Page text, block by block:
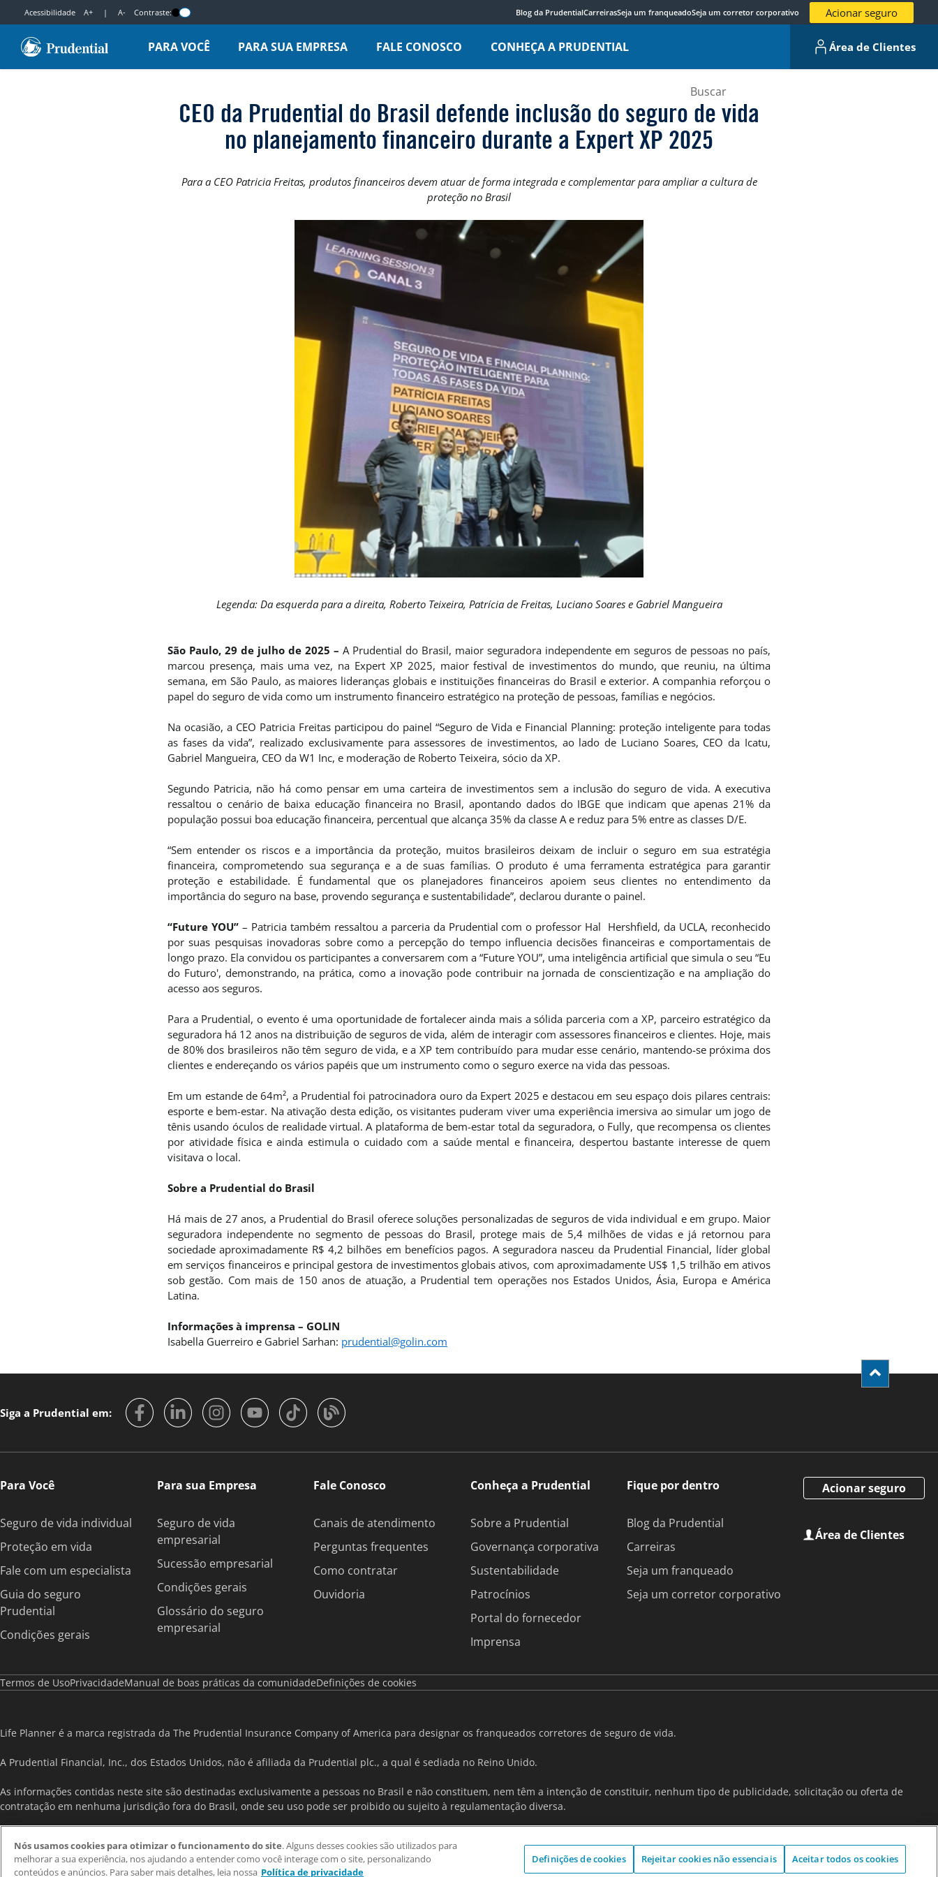
Acessibilidade A+ | A- Contraste: Blog da PrudentialCarreirasSeja um franqueadoSeja um corretor corporativo Acionar seguro
PARA VOCÊ PARA SUA EMPRESA FALE CONOSCO CONHEÇA A PRUDENTIAL Área de Clientes
CEO da Prudential do Brasil defende inclusão do seguro de vida
no planejamento financeiro durante a Expert XP 2025
Para a CEO Patricia Freitas, produtos financeiros devem atuar de forma integrada e complementar para ampliar a cultura de
proteção no Brasil
Legenda: Da esquerda para a direita, Roberto Teixeira, Patrícia de Freitas, Luciano Soares e Gabriel Mangueira
São Paulo, 29 de julho de 2025 – A Prudential do Brasil, maior seguradora independente em seguros de pessoas no país,
marcou presença, mais uma vez, na Expert XP 2025, maior festival de investimentos do mundo, que reuniu, na última
semana, em São Paulo, as maiores lideranças globais e instituições financeiras do Brasil e exterior. A companhia reforçou o
papel do seguro de vida como um instrumento financeiro estratégico na proteção de pessoas, famílias e negócios.
Na ocasião, a CEO Patricia Freitas participou do painel “Seguro de Vida e Financial Planning: proteção inteligente para todas
as fases da vida”, realizado exclusivamente para assessores de investimentos, ao lado de Luciano Soares, CEO da Icatu,
Gabriel Mangueira, CEO da W1 Inc, e moderação de Roberto Teixeira, sócio da XP.
Segundo Patricia, não há como pensar em uma carteira de investimentos sem a inclusão do seguro de vida. A executiva
ressaltou o cenário de baixa educação financeira no Brasil, apontando dados do IBGE que indicam que apenas 21% da
população possui boa educação financeira, percentual que alcança 35% da classe A e reduz para 5% entre as classes D/E.
“Sem entender os riscos e a importância da proteção, muitos brasileiros deixam de incluir o seguro em sua estratégia
financeira, comprometendo sua segurança e a de suas famílias. O produto é uma ferramenta estratégica para garantir
proteção e estabilidade. É fundamental que os planejadores financeiros apoiem seus clientes no entendimento da
importância do seguro na base, provendo segurança e sustentabilidade”, declarou durante o painel.
“Future YOU”– Patricia também ressaltou a parceria da Prudential com o professor Hal Hershfield, da UCLA, reconhecido
por suas pesquisas inovadoras sobre como a percepção do tempo influencia decisões financeiras e comportamentais de
longo prazo. Ela convidou os participantes a conversarem com a “Future YOU”, uma inteligência artificial que simula o seu “Eu
do Futuro', demonstrando, na prática, como a inovação pode contribuir na jornada de conscientização e na ampliação do
acesso aos seguros.
Para a Prudential, o evento é uma oportunidade de fortalecer ainda mais a sólida parceria com a XP, parceiro estratégico da
seguradora há 12 anos na distribuição de seguros de vida, além de interagir com assessores financeiros e clientes. Hoje, mais
de 80% dos brasileiros não têm seguro de vida, e a XP tem contribuído para mudar esse cenário, mantendo-se próxima dos
clientes e endereçando os vários papéis que um instrumento como o seguro exerce na vida das pessoas.
Em um estande de 64m², a Prudential foi patrocinadora ouro da Expert 2025 e destacou em seu espaço dois pilares centrais:
esporte e bem-estar. Na ativação desta edição, os visitantes puderam viver uma experiência imersiva ao simular um jogo de
tênis usando óculos de realidade virtual. A plataforma de bem-estar total da seguradora, o Fully, que recompensa os clientes
por atividade física e ainda estimula o cuidado com a saúde mental e financeira, despertou bastante interesse de quem
visitava o local.
Sobre a Prudential do Brasil
Há mais de 27 anos, a Prudential do Brasil oferece soluções personalizadas de seguros de vida individual e em grupo. Maior
seguradora independente no segmento de pessoas do Brasil, protege mais de 5,4 milhões de vidas e já retornou para
sociedade aproximadamente R$ 4,2 bilhões em benefícios pagos. A seguradora nasceu da Prudential Financial, líder global
em serviços financeiros e principal gestora de investimentos globais ativos, com aproximadamente US$ 1,5 trilhão em ativos
sob gestão. Com mais de 150 anos de atuação, a Prudential tem operações nos Estados Unidos, Ásia, Europa e América
Latina.
Informações à imprensa – GOLIN
Isabella Guerreiro e Gabriel Sarhan: prudential@golin.com
Siga a Prudential em:
Para Você
Seguro de vida individual
Proteção em vida
Fale com um especialista
Guia do seguro
Prudential
Condições gerais
Para sua Empresa
Seguro de vida
empresarial
Sucessão empresarial
Condições gerais
Glossário do seguro
empresarial
Fale Conosco
Canais de atendimento
Perguntas frequentes
Como contratar
Ouvidoria
Conheça a Prudential
Sobre a Prudential
Governança corporativa
Sustentabilidade
Patrocínios
Portal do fornecedor
Imprensa
Fique por dentro
Blog da Prudential
Carreiras
Seja um franqueado
Seja um corretor corporativo
Acionar seguro
Área de Clientes
Termos de UsoPrivacidadeManual de boas práticas da comunidadeDefinições de cookies
Life Planner é a marca registrada da The Prudential Insurance Company of America para designar os franqueados corretores de seguro de vida.
A Prudential Financial, Inc., dos Estados Unidos, não é afiliada da Prudential plc., a qual é sediada no Reino Unido.
As informações contidas neste site são destinadas exclusivamente a pessoas no Brasil e não constituem, nem têm a intenção de constituir, nenhum tipo de publicidade, solicitação ou oferta de
contratação em nenhuma jurisdição fora do Brasil, onde seu uso pode ser proibido ou sujeito à regulamentação diversa.
Copyright © 2026 - Prudential do Brasil Seguros S.A. - CNPJ: 21.986.074/0001-19
Nós usamos cookies para otimizar o funcionamento do site. Alguns desses cookies são utilizados para
melhorar a sua experiência, nos ajudando a entender como você interage com o site, personalizando
conteúdos e anúncios. Para saber mais detalhes, leia nossa Política de privacidade
Definições de cookies Rejeitar cookies não essenciais Aceitar todos os cookies